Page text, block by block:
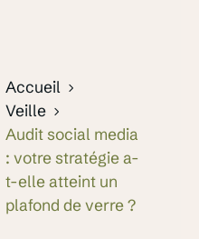
Accueil
Veille
Audit social media
: votre stratégie a-
t-elle atteint un
plafond de verre ?